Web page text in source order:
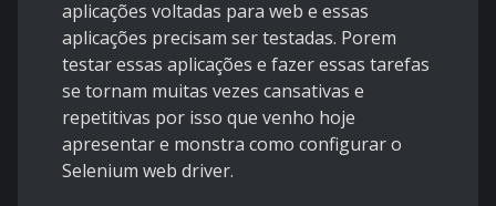
aplicações voltadas para web e essas
aplicações precisam ser testadas. Porem
testar essas aplicações e fazer essas tarefas
se tornam muitas vezes cansativas e
repetitivas por isso que venho hoje
apresentar e monstra como configurar o
Selenium web driver.